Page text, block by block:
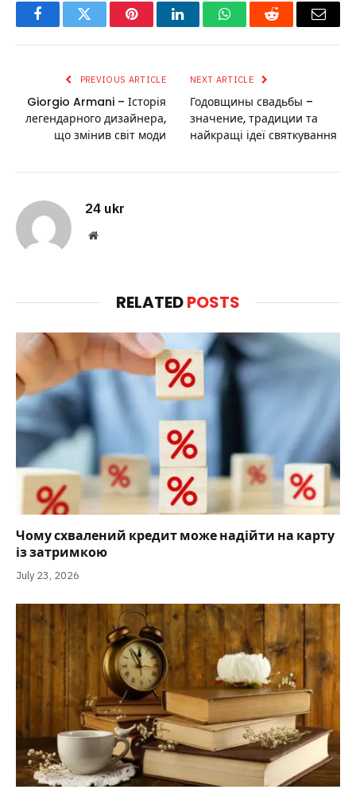
FacebookTwitter PinterestLinkedInWhatsAppReddit Email
PREVIOUS ARTICLE
Giorgio Armani – Історія
легендарного дизайнера,
що змінив світ моди
NEXT ARTICLE
Годовщины свадьбы –
значение, традиции та
найкращі ідеї святкування
24 ukr
Website
RELATEDPOSTS
Чому схвалений кредит може надійти на карту
із затримкою
July 23, 2026